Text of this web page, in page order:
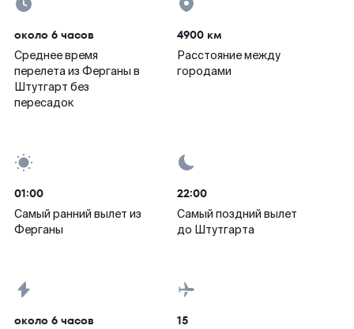
около 6 часов
Среднее время
перелета из Ферганы в
Штутгарт без
пересадок
4900 км
Расстояние между
городами
01:00
Самый ранний вылет из
Ферганы
22:00
Самый поздний вылет
до Штутгарта
около 6 часов 15